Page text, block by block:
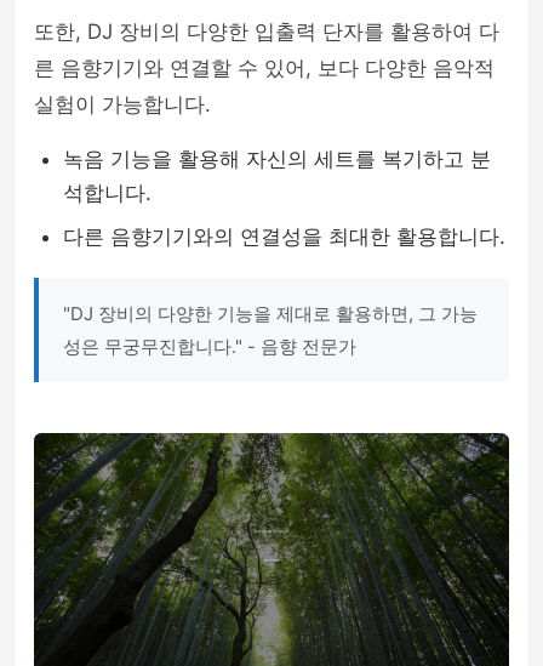
또한, DJ 장비의 다양한 입출력 단자를 활용하여 다
른 음향기기와 연결할 수 있어, 보다 다양한 음악적
실험이 가능합니다.
녹음 기능을 활용해 자신의 세트를 복기하고 분
석합니다.
다른 음향기기와의 연결성을 최대한 활용합니다.
"DJ 장비의 다양한 기능을 제대로 활용하면, 그 가능
성은 무궁무진합니다." - 음향 전문가